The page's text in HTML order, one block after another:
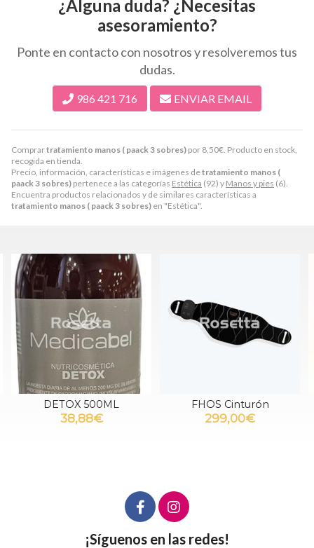
Comprartratamiento manos ( paack 3 sobres) por 8,50€. Producto en stock,
recogida en tienda.
Precio, información, características e imágenes detratamiento manos (
paack 3 sobres) pertenece a las categorías Estética (92) y Manos y pies (6).
Encuentra productos relacionados y de similares características a
tratamiento manos ( paack 3 sobres) en "Estética".
¿Alguna duda? ¿Necesitas
asesoramiento?
Ponte en contacto con nosotros y resolveremos tus
dudas.
986 421 716 ENVIAR EMAIL
FHOS Cinturón
299,00€
FORTIFICATORE. ACEITE
REAFIRMANTE
49,95€
¡Síguenos en las redes!